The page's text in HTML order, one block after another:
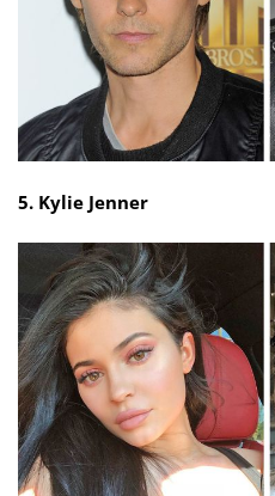
5. Kylie Jenner